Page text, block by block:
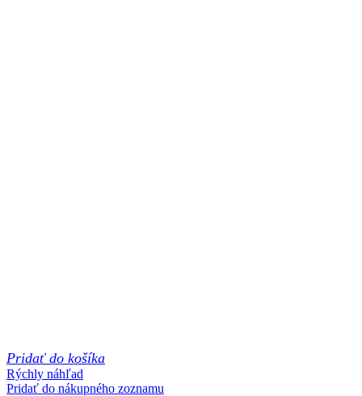
Pridať do košíka
Rýchly náhľad
Pridať do nákupného zoznamu